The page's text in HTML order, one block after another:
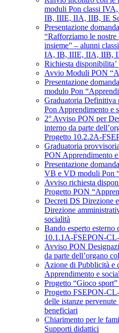
moduli Pon classi
IB, IIIE, IIA, IIB, IE
Presentazione
“Rafforziamo le nostre
insieme” – alunni
IA, IB, IIIE, IIA, IIB,
Richiesta disponibilita’
Avvio Moduli PON
Presentazione
modulo Pon
Graduatoria Definitiva
Pon Apprendimento e
2° Avviso PON per
interno da parte
Progetto 10.2.2A-
Graduatoria
PON Apprendimento
Presentazione
VB e VD moduli Pon
Avviso richiesta
Progetto PON
Decreti DS Direzione
Direzione
socialità
Bando esperto
10.1.1A-FSEPON-
Avviso PON
da parte dell’organo
Azione di Pubblicità e
Apprendimento e
Progetto “Gioco
Progetto FSEPON-
delle istanze
beneficiari
Chiarimento per le
Supporti didattici